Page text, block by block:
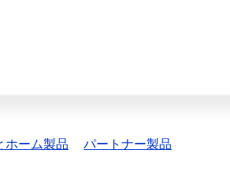
ホーム製品 パートナー製品